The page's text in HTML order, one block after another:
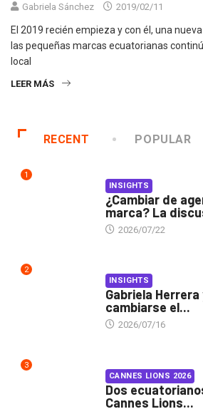
Gabriela Sánchez 2019/02/11
El 2019 recién empieza y con él, una
las pequeñas marcas ecuatorianas
local
LEER MÁS
RECENT POPULAR
1
INSIGHTS
¿Cambiar de
marca? La
2026/07/22
2
INSIGHTS
Gabriela
cambiarse el...
2026/07/16
3
CANNES LIONS 2026
Dos
Cannes Lions...